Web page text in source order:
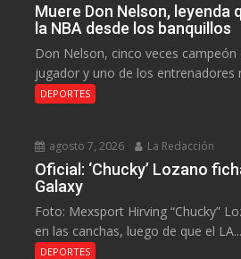
Muere Don Nelson, leyenda
la NBA desde los banquillos
Don Nelson, cinco veces
jugador y uno de los entrenadores
DEPORTES
agosto 7, 2026 La Redacción
Oficial: ‘Chucky’ Lozano
Galaxy
Foto: Mexsport Hirving “Chucky”
en las canchas, luego de que el LA...
DEPORTES